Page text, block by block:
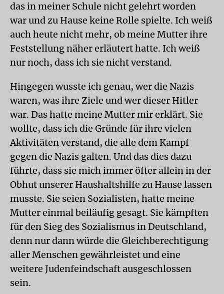
das in meiner Schule nicht gelehrt worden
war und zu Hause keine Rolle spielte. Ich weiß
auch heute nicht mehr, ob meine Mutter ihre
Feststellung näher erläutert hatte. Ich weiß
nur noch, dass ich sie nicht verstand.
Hingegen wusste ich genau, wer die Nazis
waren, was ihre Ziele und wer dieser Hitler
war. Das hatte meine Mutter mir erklärt. Sie
wollte, dass ich die Gründe für ihre vielen
Aktivitäten verstand, die alle dem Kampf
gegen die Nazis galten. Und das dies dazu
führte, dass sie mich immer öfter allein in der
Obhut unserer Haushaltshilfe zu Hause lassen
musste. Sie seien Sozialisten, hatte meine
Mutter einmal beiläufig gesagt. Sie kämpften
für den Sieg des Sozialismus in Deutschland,
denn nur dann würde die Gleichberechtigung
aller Menschen gewährleistet und eine
weitere Judenfeindschaft ausgeschlossen
sein.